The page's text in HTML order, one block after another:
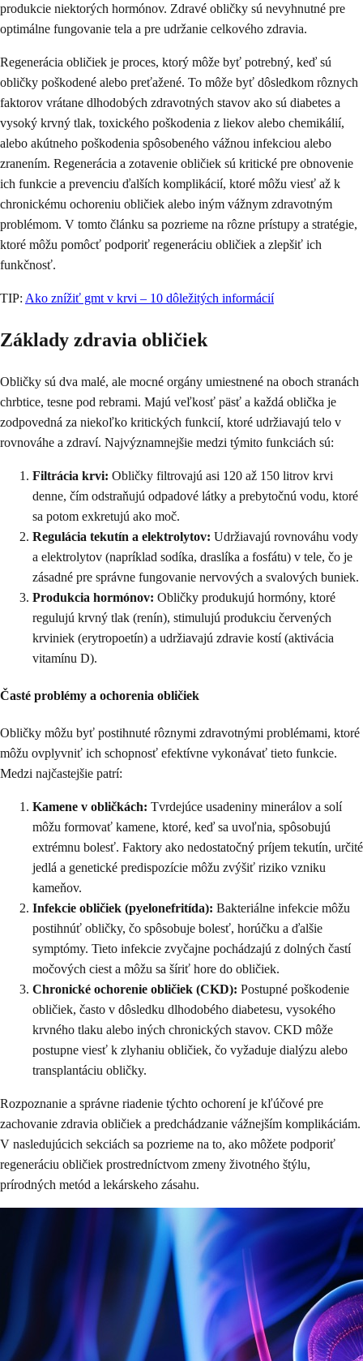
produkcie niektorých hormónov. Zdravé obličky sú nevyhnutné pre
optimálne fungovanie tela a pre udržanie celkového zdravia.
Regenerácia obličiek je proces, ktorý môže byť potrebný, keď sú
obličky poškodené alebo preťažené. To môže byť dôsledkom rôznych
faktorov vrátane dlhodobých zdravotných stavov ako sú diabetes a
vysoký krvný tlak, toxického poškodenia z liekov alebo chemikálií,
alebo akútneho poškodenia spôsobeného vážnou infekciou alebo
zranením. Regenerácia a zotavenie obličiek sú kritické pre obnovenie
ich funkcie a prevenciu ďalších komplikácií, ktoré môžu viesť až k
chronickému ochoreniu obličiek alebo iným vážnym zdravotným
problémom. V tomto článku sa pozrieme na rôzne prístupy a stratégie,
ktoré môžu pomôcť podporiť regeneráciu obličiek a zlepšiť ich
funkčnosť.
TIP: Ako znížiť gmt v krvi – 10 dôležitých informácií
Základy zdravia obličiek
Obličky sú dva malé, ale mocné orgány umiestnené na oboch stranách
chrbtice, tesne pod rebrami. Majú veľkosť päsť a každá oblička je
zodpovedná za niekoľko kritických funkcií, ktoré udržiavajú telo v
rovnováhe a zdraví. Najvýznamnejšie medzi týmito funkciách sú:
Filtrácia krvi: Obličky filtrovajú asi 120 až 150 litrov krvi
denne, čím odstraňujú odpadové látky a prebytočnú vodu, ktoré
sa potom exkretujú ako moč.
Regulácia tekutín a elektrolytov: Udržiavajú rovnováhu vody
a elektrolytov (napríklad sodíka, draslíka a fosfátu) v tele, čo je
zásadné pre správne fungovanie nervových a svalových buniek.
Produkcia hormónov: Obličky produkujú hormóny, ktoré
regulujú krvný tlak (renín), stimulujú produkciu červených
krviniek (erytropoetín) a udržiavajú zdravie kostí (aktivácia
vitamínu D).
Časté problémy a ochorenia obličiek
Obličky môžu byť postihnuté rôznymi zdravotnými problémami, ktoré
môžu ovplyvniť ich schopnosť efektívne vykonávať tieto funkcie.
Medzi najčastejšie patrí:
Kamene v obličkách: Tvrdejúce usadeniny minerálov a solí
môžu formovať kamene, ktoré, keď sa uvoľnia, spôsobujú
extrémnu bolesť. Faktory ako nedostatočný príjem tekutín, určité
jedlá a genetické predispozície môžu zvýšiť riziko vzniku
kameňov.
Infekcie obličiek (pyelonefritída): Bakteriálne infekcie môžu
postihnúť obličky, čo spôsobuje bolesť, horúčku a ďalšie
symptómy. Tieto infekcie zvyčajne pochádzajú z dolných častí
močových ciest a môžu sa šíriť hore do obličiek.
Chronické ochorenie obličiek (CKD): Postupné poškodenie
obličiek, často v dôsledku dlhodobého diabetesu, vysokého
krvného tlaku alebo iných chronických stavov. CKD môže
postupne viesť k zlyhaniu obličiek, čo vyžaduje dialýzu alebo
transplantáciu obličky.
Rozpoznanie a správne riadenie týchto ochorení je kľúčové pre
zachovanie zdravia obličiek a predchádzanie vážnejším komplikáciám.
V nasledujúcich sekciách sa pozrieme na to, ako môžete podporiť
regeneráciu obličiek prostredníctvom zmeny životného štýlu,
prírodných metód a lekárskeho zásahu.